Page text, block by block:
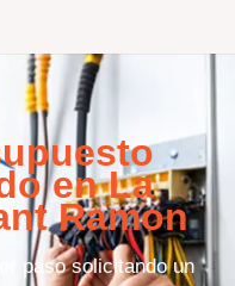
en La
Ramon
paso solicitando un